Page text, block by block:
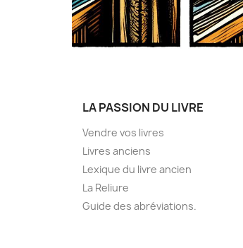
LA PASSION DU LIVRE
Vendre vos livres
Livres anciens
Lexique du livre ancien
La Reliure
Guide des abréviations.